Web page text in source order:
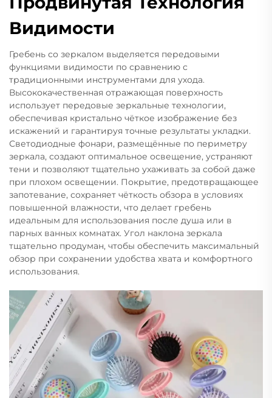
Видимости
Гребень со зеркалом выделяется передовыми
функциями видимости по сравнению с
традиционными инструментами для ухода.
Высококачественная отражающая поверхность
использует передовые зеркальные технологии,
обеспечивая кристально чёткое изображение без
искажений и гарантируя точные результаты укладки.
Светодиодные фонари, размещённые по периметру
зеркала, создают оптимальное освещение, устраняют
тени и позволяют тщательно ухаживать за собой даже
при плохом освещении. Покрытие, предотвращающее
запотевание, сохраняет чёткость обзора в условиях
повышенной влажности, что делает гребень
идеальным для использования после душа или в
парных ванных комнатах. Угол наклона зеркала
тщательно продуман, чтобы обеспечить максимальный
обзор при сохранении удобства хвата и комфортного
использования.